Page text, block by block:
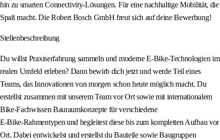
hin zu smarten Connectivity-Lösungen. Für eine nachhaltige Mobilität, die
Spaß macht. Die Robert Bosch GmbH freut sich auf deine Bewerbung!
Stellenbeschreibung
Du willst Praxiserfahrung sammeln und moderne E‑Bike‑Technologien im
realen Umfeld erleben? Dann bewirb dich jetzt und werde Teil eines
Teams, das Innovationen von morgen schon heute möglich macht. Du
erstellst zusammen mit unserem Team vor Ort sowie mit internationalem
Bike‑Fachwissen Bauraumkonzepte für verschiedene
E‑Bike‑Rahmentypen und begleitest diese bis zum kompletten Aufbau vor
Ort. Dabei entwickelst und erstellst du Bauteile sowie Baugruppen